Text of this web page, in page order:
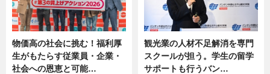
物価高の社会に挑む！福利厚
生がもたらす従業員・企業・
社会への恩恵と可能…
観光業の人材不足解消を専門
スクールが担う。学生の留学
サポートも行うバン…